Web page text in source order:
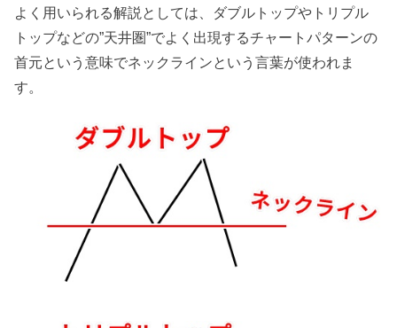
よく用いられる解説としては、ダブルトップやトリプル
トップなどの”天井圏”でよく出現するチャートパターンの
首元という意味でネックラインという言葉が使われま
す。